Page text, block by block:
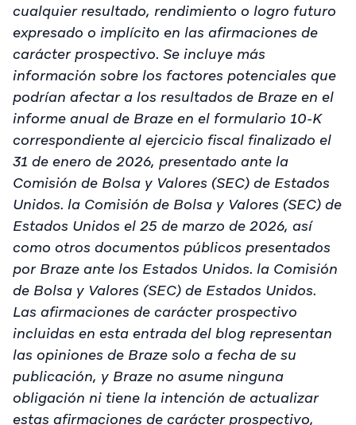
cualquier resultado, rendimiento o logro futuro
expresado o implícito en las afirmaciones de
carácter prospectivo. Se incluye más
información sobre los factores potenciales que
podrían afectar a los resultados de Braze en el
informe anual de Braze en el formulario 10-K
correspondiente al ejercicio fiscal finalizado el
31 de enero de 2026, presentado ante la
Comisión de Bolsa y Valores (SEC) de Estados
Unidos. la Comisión de Bolsa y Valores (SEC) de
Estados Unidos el 25 de marzo de 2026, así
como otros documentos públicos presentados
por Braze ante los Estados Unidos. la Comisión
de Bolsa y Valores (SEC) de Estados Unidos.
Las afirmaciones de carácter prospectivo
incluidas en esta entrada del blog representan
las opiniones de Braze solo a fecha de su
publicación, y Braze no asume ninguna
obligación ni tiene la intención de actualizar
estas afirmaciones de carácter prospectivo,